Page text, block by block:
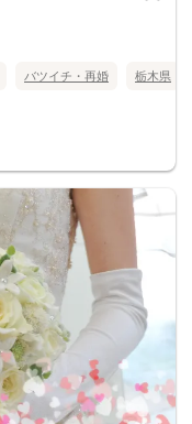
バツイチ・再婚 栃木県